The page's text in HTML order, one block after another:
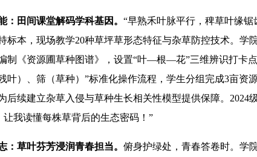
：田间课堂解码学科基因。‌‌ “早熟禾叶脉平行，稗草叶缘
标本，现场教学20种草坪草形态特征与杂草防控技术。
制《资源圃草种图谱》，设置“叶—根—花”三维辨识打卡
叶）、筛（草种）”标准化操作流程，学生分组完成3亩资
后续建立杂草入侵与草种生长相关性模型提供保障。2024
让我读懂每株草背后的生态密码！”
：草叶芬芳浸润青春担当。‌‌ 俯身护绿处，青春答卷时。学